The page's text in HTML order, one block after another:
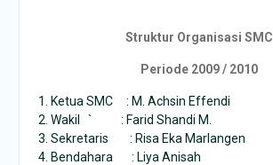
Struktur Organisasi SMC
Periode 2009 / 2010
Ketua SMC : M. Achsin Effendi
Wakil ` : Farid Shandi M.
Sekretaris : Risa Eka Marlangen
Bendahara : Liya Anisah